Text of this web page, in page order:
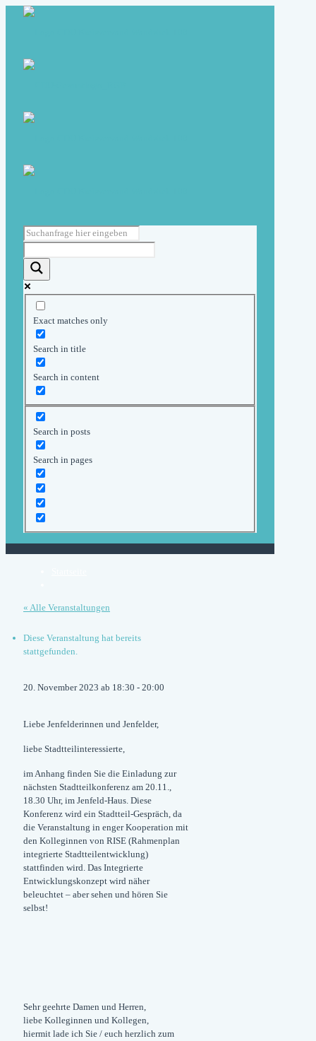
Exact matches only
Search in title
Search in content
Search in posts
Search in pages
« Alle Veranstaltungen
Diese Veranstaltung hat bereits
stattgefunden.
20. November 2023 ab 18:30 - 20:00
Liebe Jenfelderinnen und Jenfelder,
liebe Stadtteilinteressierte,
im Anhang finden Sie die Einladung zur
nächsten Stadtteilkonferenz am 20.11.,
18.30 Uhr, im Jenfeld-Haus. Diese
Konferenz wird ein Stadtteil-Gespräch, da
die Veranstaltung in enger Kooperation mit
den Kolleginnen von RISE (Rahmenplan
integrierte Stadtteilentwicklung)
stattfinden wird. Das Integrierte
Entwicklungskonzept wird näher
beleuchtet – aber sehen und hören Sie
selbst!
Sehr geehrte Damen und Herren,
liebe Kolleginnen und Kollegen,
hiermit lade ich Sie / euch herzlich zum